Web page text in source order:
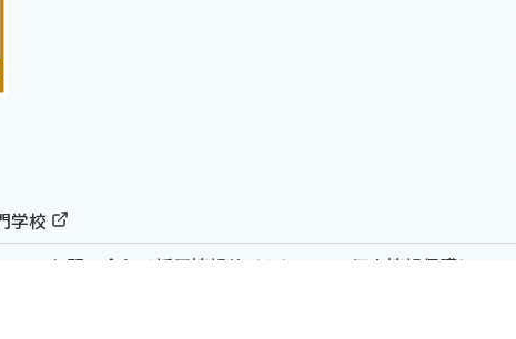
学校
お問い合わせ 採用情報 サイトについて 個人情報保護について